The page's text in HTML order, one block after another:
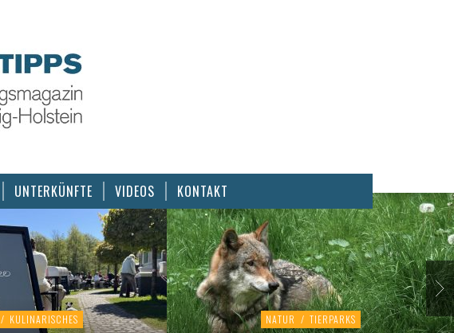
UNTERKÜNFTE VIDEOS KONTAKT
/ KULINARISCHES NATUR / TIERPARKS